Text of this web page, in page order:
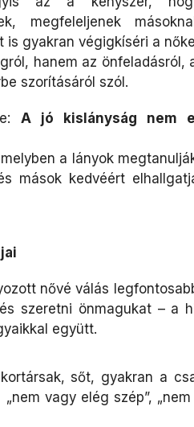
megfeleljenek
is gyakran végigkíséri a
hanem az önfeladásról,
szorításáról szól.
A jó kislányság nem
a lányok
mások kedvéért
nővé válás
szeretni önmagukat – a
együtt.
sőt, gyakran a
vagy elég szép”,